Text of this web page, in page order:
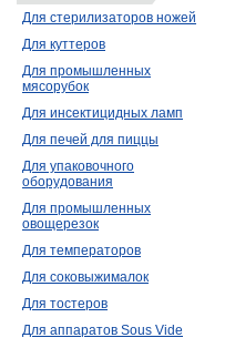
Для стерилизаторов ножей
Для куттеров
Для промышленных
мясорубок
Для инсектицидных ламп
Для печей для пиццы
Для упаковочного
оборудования
Для промышленных
овощерезок
Для температоров
Для соковыжималок
Для тостеров
Для аппаратов Sous Vide